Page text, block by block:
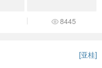
8445
[亚桂]